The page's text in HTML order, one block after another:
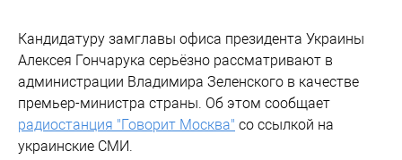
Кандидатуру замглавы офиса президента Украины
Алексея Гончарука серьёзно рассматривают в
администрации Владимира Зеленского в качестве
премьер-министра страны. Об этом сообщает
радиостанция "Говорит Москва" со ссылкой на
украинские СМИ.